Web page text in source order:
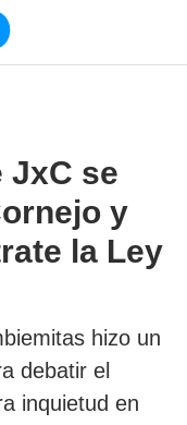
JxC se
y
la Ley
hizo un
debatir el
inquietud en